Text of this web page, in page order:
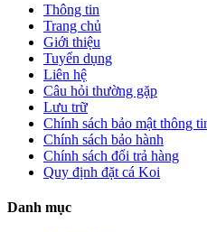
Thông tin
Trang chủ
Giới thiệu
Tuyển dụng
Liên hệ
Câu hỏi thường gặp
Lưu trữ
Chính sách bảo mật thông
Chính sách bảo hành
Chính sách đổi trả hàng
Quy định đặt cá Koi
Danh mục